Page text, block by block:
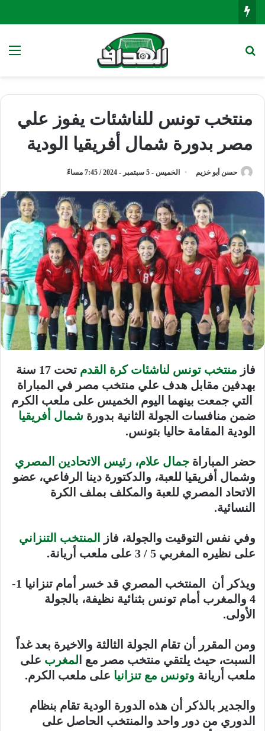
منتخب تونس للناشئات يفوز علي
مصر بدورة شمال أفريقيا الودية
حسن أبو خزيم الخميس - 5 سبتمبر - 2024 / 7:45 مساءً
فاز منتخب تونس لناشئات كرة القدم
تحت 17 سنة
بهدفين مقابل هدف علي منتخب مصر في المباراة
التي جمعت بينهما اليوم الخميس على ملعب الكرم
ضمن منافسات الجولة الثانية بدورة شمال أفريقيا
الودية المقامة حاليا بتونس.
حضر المباراة جمال علام، رئيس الاتحادين المصري
وشمال أفريقيا للعبة، والدكتورة دينا الرفاعي، عضو
الاتحاد المصري للعبة والمكلف بملف الكرة
النسائية.
وفي نفس التوقيت والجولة، فاز
المنتخب التنزاني
على نظيره المغربي 5 / 3 على ملعب أريانة
.
ويذكر أن المنتخب المصري قد خسر أمام تنزانيا 1-
4 والمغرب أمام تونس بثنائية نظيفة، بالجولة
الأولى.
ومن المقرر أن تقام الجولة الثالثة والاخيرة بعد غداً
السبت، حيث يلتقي منتخب مصر مع ا لمغرب على
ملعب أريانة وتونس مع تنزانيا على ملعب الكرم.
والجدير بالذكر أن هذه الدورة الودية تقام بنظام
الدوري من دور واحد والمنتخب الحاصل على